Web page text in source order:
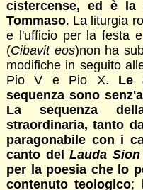
cistercense, ed è
Tommaso. La liturgia
e l'ufficio per la festa
(Cibavit eos)non ha
modifiche in seguito
Pio V e Pio X. Le
sequenza sono
La sequenza
straordinaria, tanto
paragonabile con i
canto delLauda Sion
per la poesia che lo
contenuto teologico;